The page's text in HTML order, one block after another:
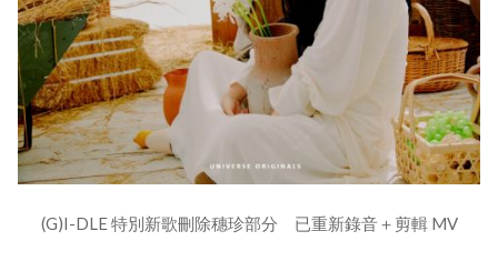
(G)I-DLE 特別新歌刪除穗珍部分 已重新錄音＋剪輯 MV